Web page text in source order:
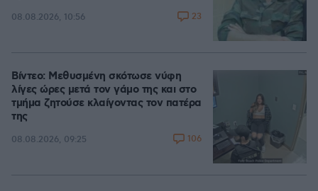
08.08.2026, 10:56 23
Βίντεο: Μεθυσμένη σκότωσε νύφη
λίγες ώρες μετά τον γάμο της και στο
τμήμα ζητούσε κλαίγοντας τον πατέρα
της
08.08.2026, 09:25 106